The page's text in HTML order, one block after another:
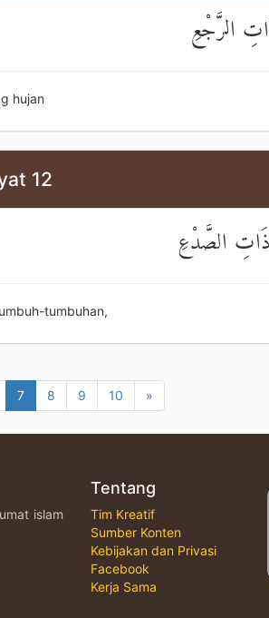
الرَّجْعِ
hujan
12
الصَّدْعِ
tumbuhan,
7 8 9 10 »
islam
Tentang
Tim Kreatif
Sumber Konten
Kebijakan dan Privasi
Facebook
Kerja Sama